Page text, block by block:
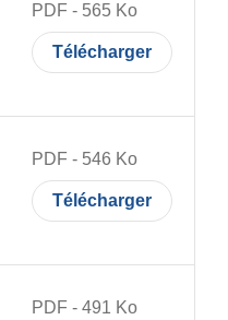
PDF - 565 Ko
Télécharger
PDF - 546 Ko
Télécharger
PDF - 491 Ko